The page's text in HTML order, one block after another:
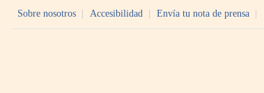
Sobre nosotros Accesibilidad Envía tu nota de prensa